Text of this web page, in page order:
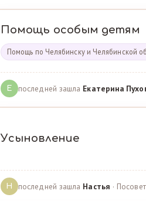
Помощь особым детям
Помощь по Челябинску и Челябинской
Е последней зашла Екатерина
Усыновление
Н последней зашла Настья ·